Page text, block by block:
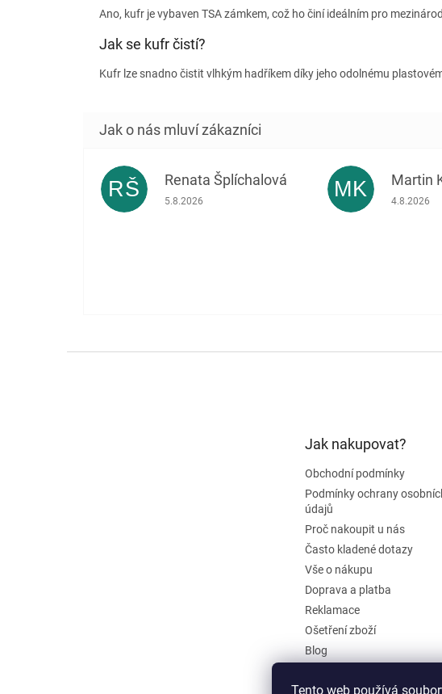
Tento web používá
Ano, kufr je vybaven TSA zámkem, což ho činí ideálním pro
Jak se kufr čistí?
Kufr lze snadno čistit vlhkým hadříkem díky jeho odolnému
RŠ Renata Šplíchalová
Hodnocení obchodu je 5 z 5 hvězdiček.
5.8.2026 MK Martin
4.8.2026
Jak nakupovat?
Obchodní podmínky
Podmínky ochrany
údajů
Proč nakoupit u nás
Často kladené dotazy
Vše o nákupu
Doprava a platba
Reklamace
Ošetření zboží
Blog
Odstoupit od smlouvy